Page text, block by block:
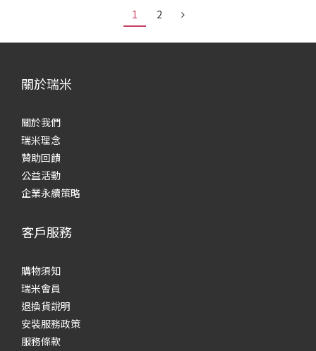
1 2
關於瑞米
關於我們
瑞米理念
贊助回饋
公益活動
企業永續策略
客戶服務
購物須知
瑞米會員
退換貨說明
安裝服務政策
服務條款